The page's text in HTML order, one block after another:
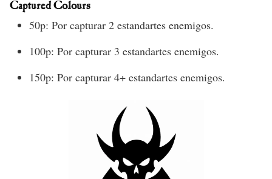
Captured Colours
50p: Por capturar 2 estandartes enemigos.
100p: Por capturar 3 estandartes enemigos.
150p: Por capturar 4+ estandartes enemigos.